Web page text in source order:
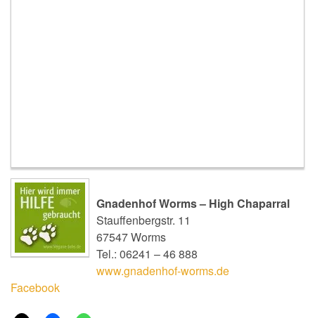
Gnadenhof Worms – High Chaparral
Stauffenbergstr. 11
67547 Worms
Tel.: 06241 – 46 888
www.gnadenhof-worms.de
Facebook